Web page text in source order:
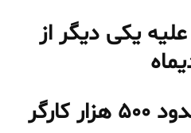
یکی دیگر از
قطع شدن بیمه حدود ۵۰۰ هزار کارگر